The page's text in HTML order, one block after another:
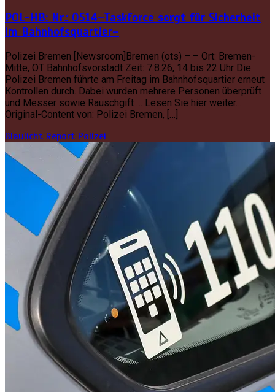
POL-HB: Nr.: 0514–Taskforce sorgt für Sicherheit
im Bahnhofsquartier–
Polizei Bremen [Newsroom]Bremen (ots) – – Ort: Bremen-
Mitte, OT Bahnhofsvorstadt Zeit: 7.8.26, 14 bis 22 Uhr Die
Polizei Bremen führte am Freitag im Bahnhofsquartier erneut
Kontrollen durch. Dabei wurden mehrere Personen überprüft
und Messer sowie Rauschgift … Lesen Sie hier weiter…
Original-Content von: Polizei Bremen, […]
Blaulicht Report Polizei